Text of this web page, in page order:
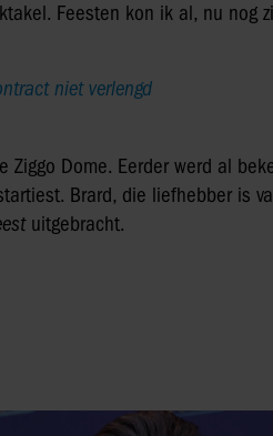
Feesten kon ik al, nu nog
niet verlengd
Ziggo Dome. Eerder werd al
Brard, die liefhebber is
uitgebracht.